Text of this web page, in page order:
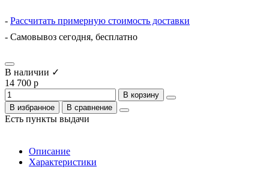
- Рассчитать примерную стоимость доставки
- Самовывоз сегодня, бесплатно
В наличии ✓
14 700 р
В корзину
В избранное
В сравнение
Есть пункты выдачи
Описание
Характеристики